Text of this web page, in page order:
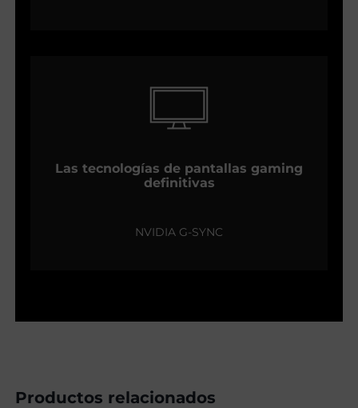
Las tecnologías de pantallas gaming
definitivas
NVIDIA G-SYNC
Productos relacionados